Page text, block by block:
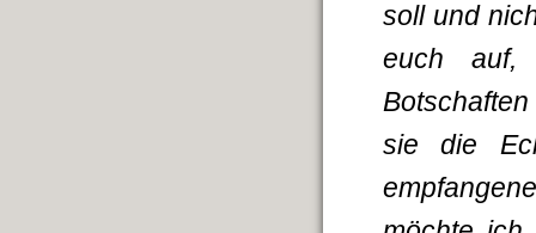
soll und
euch auf,
sie die